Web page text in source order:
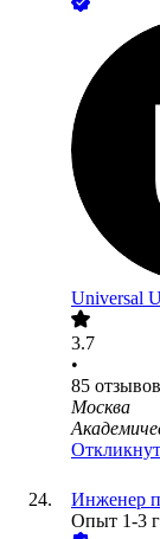
Universal
3.7
•
85 отзывов
Москва
Инженер
Опыт 1-3